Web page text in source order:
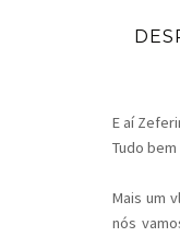
E aí
Tudo
Mais um
nós